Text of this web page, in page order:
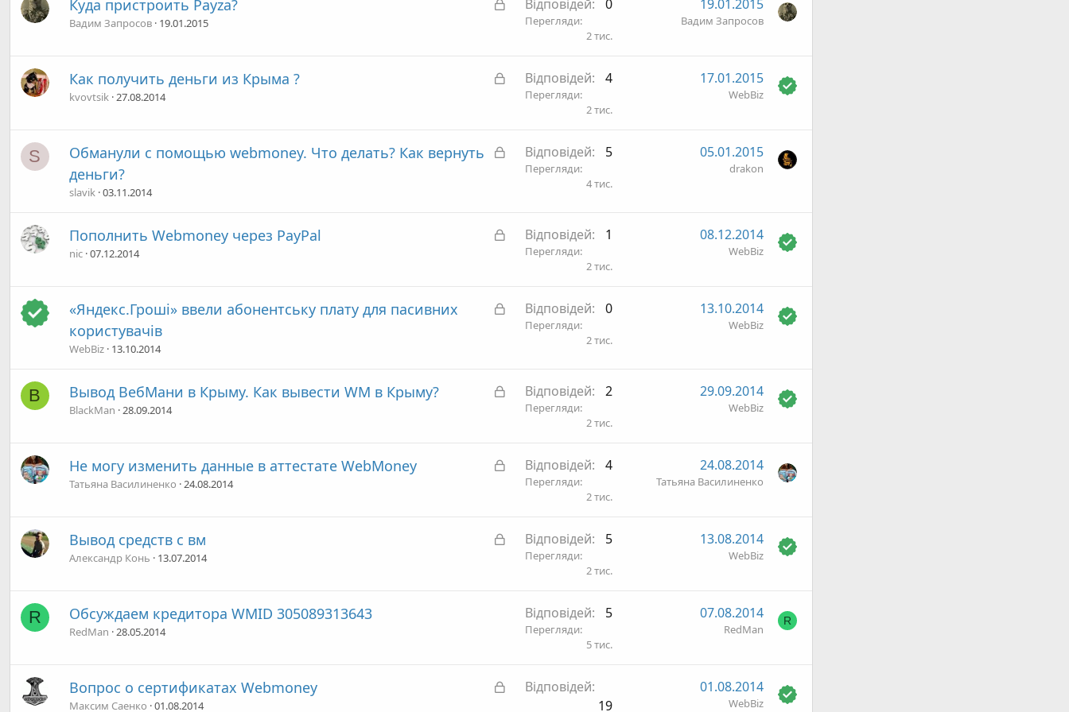
т
и
Куда пристроить Payza?
Вадим Запросов 19.01.2015
Відповідей 0
Перегляди
2 тис.
19.01.2015
Вадим Запросов
З
и
Как получить деньги из Крыма ?
kvovtsik 27.08.2014
Відповідей 4
Перегляди
2 тис.
17.01.2015
WebBiz
S
З
т
Обманули с помощью webmoney. Что делать? Как вернуть
деньги?
slavik 03.11.2014
Відповідей 5
Перегляди
4 тис.
05.01.2015
drakon
З
и
Пополнить Webmoney через PayPal
nic 07.12.2014
Відповідей 1
Перегляди
2 тис.
08.12.2014
WebBiz
З
т
«Яндекс.Гроші» ввели абонентську плату для пасивних
користувачів
WebBiz 13.10.2014
Відповідей 0
Перегляди
2 тис.
13.10.2014
WebBiz
B
З
и
Вывод ВебМани в Крыму. Как вывести WM в Крыму?
BlackMan 28.09.2014
Відповідей 2
Перегляди
2 тис.
29.09.2014
WebBiz
З
и
Не могу изменить данные в аттестате WebMoney
Татьяна Василиненко 24.08.2014
Відповідей 4
Перегляди
2 тис.
24.08.2014
Татьяна Василиненко
З
Вывод средств с вм
Александр Конь 13.07.2014
Відповідей 5
Перегляди
2 тис.
13.08.2014
WebBiz
R Обсуждаем кредитора WMID 305089313643
RedMan 28.05.2014
Відповідей 5
Перегляди
5 тис.
07.08.2014
RedMan
R
З
Вопрос о сертификатах Webmoney
Максим Саенко 01.08.2014
Відповідей
19
01.08.2014
WebBiz